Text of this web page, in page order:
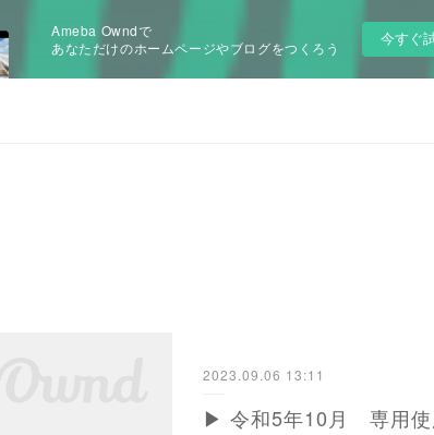
Ameba Owndで
あなただけのホームページやブログをつくろう
今すぐ
2023.09.06 13:11
▶ 令和5年10月 専用使